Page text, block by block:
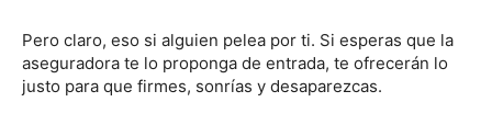
Pero claro, eso si alguien pelea por ti. Si esperas que la
aseguradora te lo proponga de entrada, te ofrecerán lo
justo para que firmes, sonrías y desaparezcas.